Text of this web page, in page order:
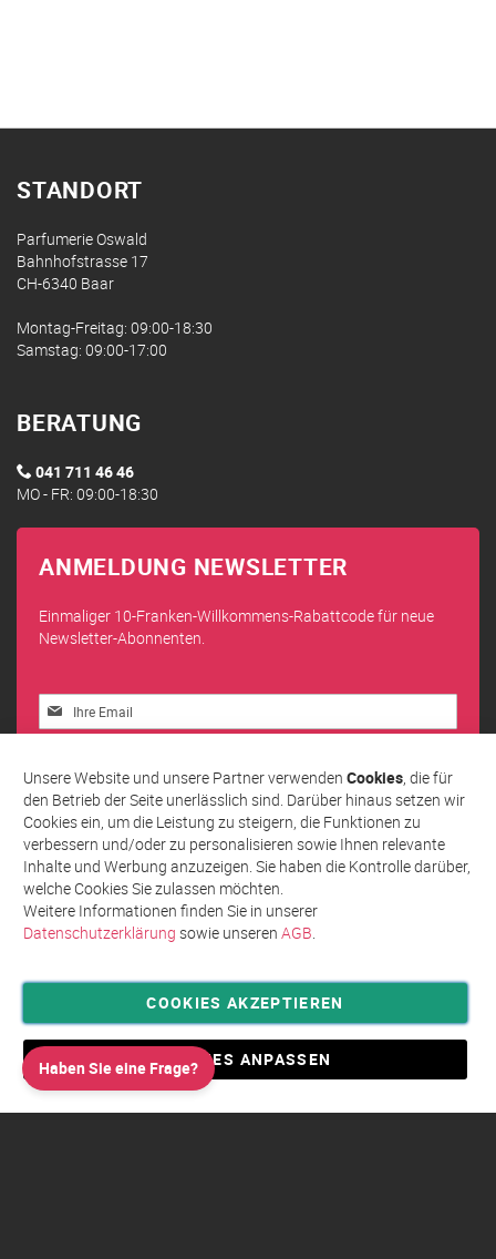
STANDORT
Parfumerie Oswald
Bahnhofstrasse 17
CH-6340 Baar
Montag-Freitag: 09:00-18:30
Samstag: 09:00-17:00
BERATUNG
041 711 46 46
MO - FR: 09:00-18:30
ANMELDUNG NEWSLETTER
Einmaliger 10-Franken-Willkommens-Rabattcode für neue
Newsletter-Abonnenten.
Melden
Sie
unseren
Newsletter
an:
Abonnieren
Privatsphäre und Datenschutz
Allgemeine Geschäftsbedingungen AGB
Impressum
Haben Sie eine Frage?
Unsere Website und unsere Partner verwenden Cookies, die für
den Betrieb der Seite unerlässlich sind. Darüber hinaus setzen wir
Cookies ein, um die Leistung zu steigern, die Funktionen zu
verbessern und/oder zu personalisieren sowie Ihnen relevante
Inhalte und Werbung anzuzeigen. Sie haben die Kontrolle darüber,
welche Cookies Sie zulassen möchten.
Weitere Informationen finden Sie in unserer
Datenschutzerklärung sowie unseren AGB.
COOKIES AKZEPTIEREN
COOKIES ANPASSEN